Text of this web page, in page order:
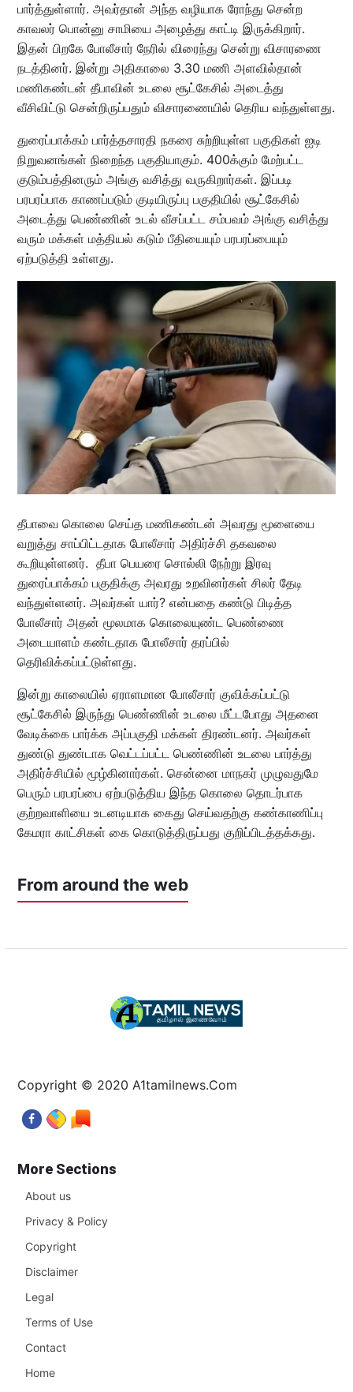
பார்த்துள்ளார். அவர்தான் அந்த வழியாக ரோந்து சென்ற
காவலர் பொன்னு சாமியை அழைத்து காட்டி இருக்கிறார்.
இதன் பிறகே போலீசார் நேரில் விரைந்து சென்று விசாரணை
நடத்தினர். இன்று அதிகாலை 3.30 மணி அளவில்தான்
மணிகண்டன் தீபாவின் உடலை சூட்கேசில் அடைத்து
வீசிவிட்டு சென்றிருப்பதும் விசாரணையில் தெரிய வந்துள்ளது.
துரைப்பாக்கம் பார்த்தசாரதி நகரை சுற்றியுள்ள பகுதிகள் ஐடி
நிறுவனங்கள் நிறைந்த பகுதியாகும். 400க்கும் மேற்பட்ட
குடும்பத்தினரும் அங்கு வசித்து வருகிறார்கள். இப்படி
பரபரப்பாக காணப்படும் குடியிருப்பு பகுதியில் சூட்கேசில்
அடைத்து பெண்ணின் உடல் வீசப்பட்ட சம்பவம் அங்கு வசித்து
வரும் மக்கள் மத்தியல் கடும் பீதியையும் பரபரப்பையும்
ஏற்படுத்தி உள்ளது.
தீபாவை கொலை செய்த மணிகண்டன் அவரது மூளையை
வறுத்து சாப்பிட்டதாக போலீசார் அதிர்ச்சி தகவலை
கூறியுள்ளனர். தீபா பெயரை சொல்லி நேற்று இரவு
துரைப்பாக்கம் பகுதிக்கு அவரது உறவினர்கள் சிலர் தேடி
வந்துள்ளனர். அவர்கள் யார்? என்பதை கண்டு பிடித்த
போலீசார் அதன் மூலமாக கொலையுண்ட பெண்ணை
அடையாளம் கண்டதாக போலீசார் தரப்பில்
தெரிவிக்கப்பட்டுள்ளது.
இன்று காலையில் ஏராளமான போலீசார் குவிக்கப்பட்டு
சூட்கேசில் இருந்து பெண்ணின் உடலை மீட்டபோது அதனை
வேடிக்கை பார்க்க அப்பகுதி மக்கள் திரண்டனர். அவர்கள்
துண்டு துண்டாக வெட்டப்பட்ட பெண்ணின் உடலை பார்த்து
அதிர்ச்சியில் மூழ்கினார்கள். சென்னை மாநகர் முழுவதுமே
பெரும் பரபரப்பை ஏற்படுத்திய இந்த கொலை தொடர்பாக
குற்றவாளியை உடனடியாக கைது செய்வதற்கு கண்காணிப்பு
கேமரா காட்சிகள் கை கொடுத்திருப்பது குறிப்பிடத்தக்கது.
From around the web
Copyright © 2020 A1tamilnews.Com
More Sections
About us
Privacy & Policy
Copyright
Disclaimer
Legal
Terms of Use
Contact
Home